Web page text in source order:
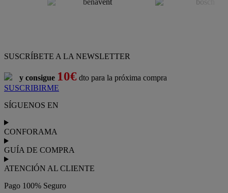
SUSCRÍBETE A LA NEWSLETTER
y consigue 10€ dto para la próxima compra
SUSCRIBIRME
SÍGUENOS EN
CONFORAMA
GUÍA DE COMPRA
ATENCIÓN AL CLIENTE
Pago 100% Seguro